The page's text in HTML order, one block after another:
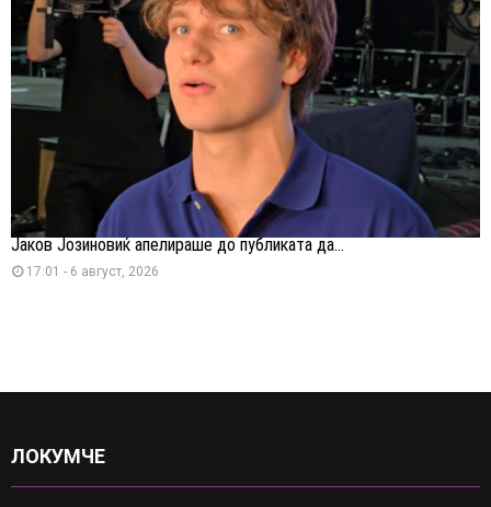
Јаков Јозиновиќ апелираше до публиката да...
17:01 - 6 август, 2026
ЛОКУМЧЕ